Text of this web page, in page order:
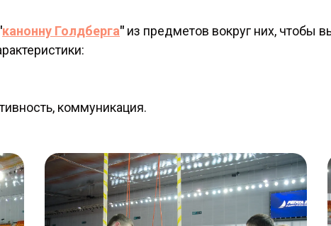
канонну Голдберга" из предметов вокруг них, чтобы
коммуникация.